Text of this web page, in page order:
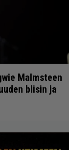
Malmsteen
biisin ja